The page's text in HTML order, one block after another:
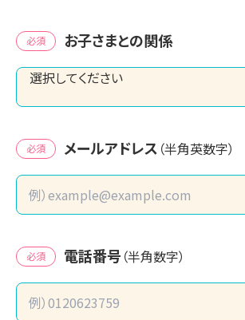
必須 お子さまとの関係
必須 メールアドレス （半角英数字）
必須 電話番号 （半角数字）